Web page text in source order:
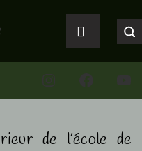
Main
Navigation
MENU
de l’école de